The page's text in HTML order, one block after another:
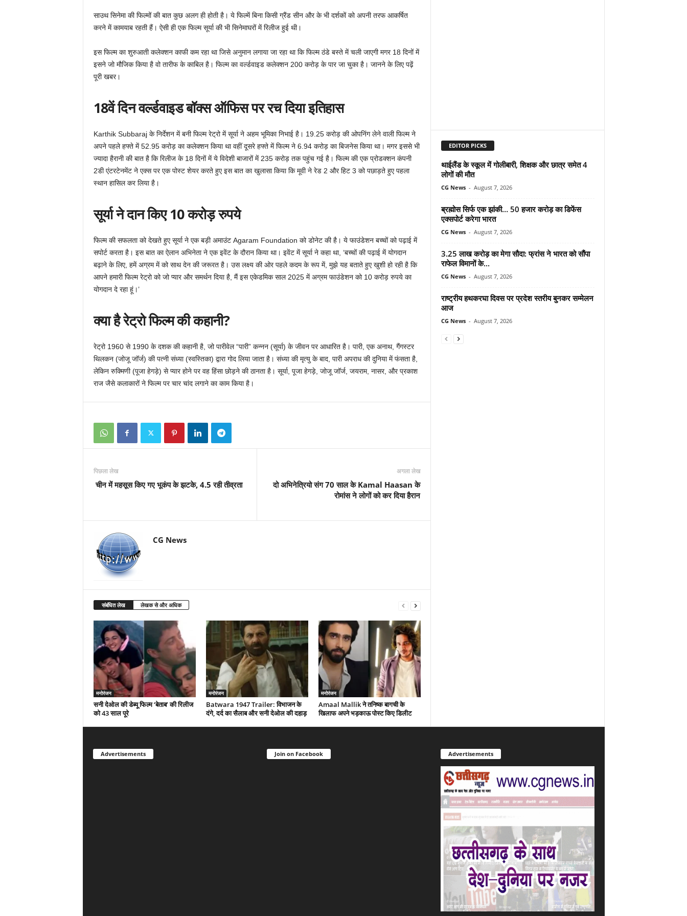
साउथ सिनेमा की फिल्मों की बात कुछ अलग ही होती है। ये फिल्में बिना किसी ग्रैंड सीन और के भी दर्शकों को अपनी तरफ आकर्षित
करने में कामयाब रहती हैं। ऐसी ही एक फिल्म सूर्या की भी सिनेमाघरों में रिलीज हुई थी।
इस फिल्म का शुरुआती कलेक्शन काफी कम रहा था जिसे अनुमान लगाया जा रहा था कि फिल्म ठंडे बस्ते में चली जाएगी मगर 18 दिनों में
इसने जो मौजिक किया है वो तारीफ के काबिल है। फिल्म का वर्ल्डवाइड कलेक्शन 200 करोड़ के पार जा चुका है। जानने के लिए पढ़ें
पूरी खबर।
18वें दिन वर्ल्डवाइड बॉक्स ऑफिस पर रच दिया इतिहास
Karthik Subbaraj के निर्देशन में बनी फिल्म रेट्रो में सूर्या ने अहम भूमिका निभाई है। 19.25 करोड़ की ओपनिंग लेने वाली फिल्म ने
अपने पहले हफ्ते में 52.95 करोड़ का कलेक्शन किया था वहीं दूसरे हफ्ते में फिल्म ने 6.94 करोड़ का बिजनेस किया था। मगर इससे भी
ज्यादा हैरानी की बात है कि रिलीज के 18 दिनों में ये विदेशी बाजारों में 235 करोड़ तक पहुंच गई है। फिल्म की एक प्रोडक्शन कंपनी
2डी एंटरटेनमेंट ने एक्स पर एक पोस्ट शेयर करते हुए इस बात का खुलासा किया कि मूवी ने रेड 2 और हिट 3 को पछाड़ते हुए पहला
स्थान हासिल कर लिया है।
सूर्या ने दान किए 10 करोड़ रुपये
फिल्म की सफलता को देखते हुए सूर्या ने एक बड़ी अमाउंट Agaram Foundation को डोनेट की है। ये फाउंडेशन बच्चों को पढ़ाई में
सपोर्ट करता है। इस बात का ऐलान अभिनेता ने एक इवेंट के दौरान किया था। इवेंट में सूर्या ने कहा था, ‘बच्चों की पढ़ाई में योगदान
बढ़ाने के लिए, हमें अग्रम में को साथ देन की जरूरत है। उस लक्ष्य की ओर पहले कदम के रूप में, मुझे यह बताते हुए खुशी हो रही है कि
आपने हमारी फिल्म रेट्रो को जो प्यार और समर्थन दिया है, मैं इस एकेडमिक साल 2025 में अग्रम फाउंडेशन को 10 करोड़ रुपये का
योगदान दे रहा हूं।’
क्या है रेट्रो फिल्म की कहानी?
रेट्रो 1960 से 1990 के दशक की कहानी है, जो पारीवेल “पारी” कन्नन (सूर्या) के जीवन पर आधारित है। पारी, एक अनाथ, गैंगस्टर
थिलकन (जोजू जॉर्ज) की पत्नी संध्या (स्वस्तिका) द्वारा गोद लिया जाता है। संध्या की मृत्यु के बाद, पारी अपराध की दुनिया में फंसता है,
लेकिन रुक्मिणी (पूजा हेगड़े) से प्यार होने पर वह हिंसा छोड़ने की ठानता है। सूर्या, पूजा हेगड़े, जोजू जॉर्ज, जयराम, नासर, और प्रकाश
राज जैसे कलाकारों ने फिल्म पर चार चांद लगाने का काम किया है।
पिछला लेख
चीन में महसूस किए गए भूकंप के झटके, 4.5 रही तीव्रता
अगला लेख
दो अभिनेत्रियो संग 70 साल के Kamal Haasan के
रोमांस ने लोगों को कर दिया हैरान
CG News
संबंधित लेख लेखक से और अधिक
मनोरंजन
सनी देओल की डेब्यू फिल्म ‘बेताब’ की रिलीज
को 43 साल पूरे
मनोरंजन
Batwara 1947 Trailer: विभाजन के
दंगे, दर्द का सैलाब और सनी देओल की दहाड़
मनोरंजन
Amaal Mallik ने तनिष्क बागची के
खिलाफ अपने भड़काऊ पोस्ट किए डिलीट
EDITOR PICKS
थाईलैंड के स्कूल में गोलीबारी, शिक्षक और छात्र समेत 4
लोगों की मौत
CG News - August 7, 2026
ब्रह्मोस सिर्फ एक झांकी… 50 हजार करोड़ का डिफेंस
एक्सपोर्ट करेगा भारत
CG News - August 7, 2026
3.25 लाख करोड़ का मेगा सौदा: फ्रांस ने भारत को सौंपा
राफेल विमानों के...
CG News - August 7, 2026
राष्ट्रीय हथकरघा दिवस पर प्रदेश स्तरीय बुनकर सम्मेलन
आज
CG News - August 7, 2026
Advertisements Join on Facebook Advertisements